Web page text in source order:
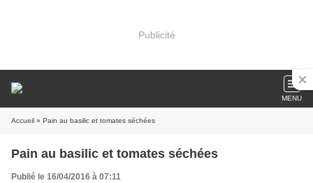
Publicité
MENU
Accueil » Pain au basilic et tomates séchées
Pain au basilic et tomates séchées
Publié le 16/04/2016 à 07:11